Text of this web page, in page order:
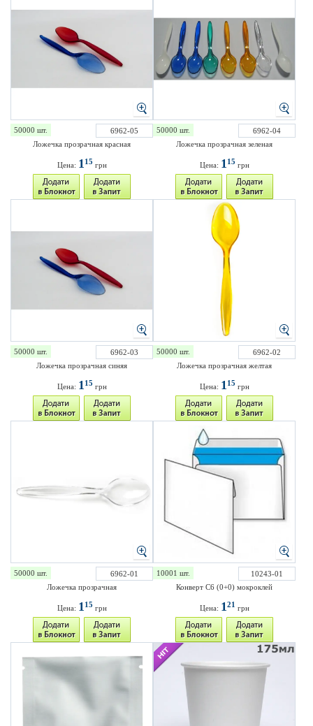
50000 шт.
6962-05
Ложечка прозрачная красная
Цена: 115 грн
50000 шт.
6962-04
Ложечка прозрачная зеленая
Цена: 115 грн
50000 шт.
6962-03
Ложечка прозрачная синяя
Цена: 115 грн
50000 шт.
6962-02
Ложечка прозрачная желтая
Цена: 115 грн
50000 шт.
6962-01
Ложечка прозрачная
Цена: 115 грн
10001 шт.
10243-01
Конверт С6 (0+0) мокроклей
Цена: 121 грн